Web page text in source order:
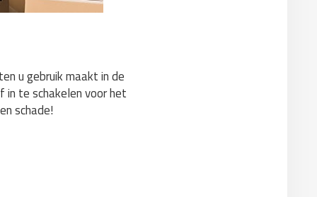
u gebruik maakt in de
in te schakelen voor het
schade!